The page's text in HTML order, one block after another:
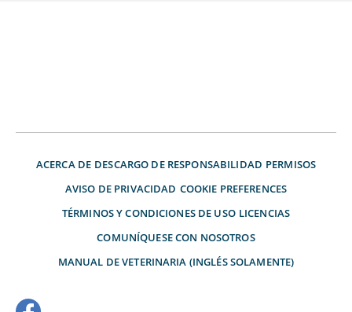
ACERCA DE DESCARGO DE RESPONSABILIDAD PERMISOS
AVISO DE PRIVACIDAD COOKIE PREFERENCES
TÉRMINOS Y CONDICIONES DE USO LICENCIAS
COMUNÍQUESE CON NOSOTROS
MANUAL DE VETERINARIA (INGLÉS SOLAMENTE)